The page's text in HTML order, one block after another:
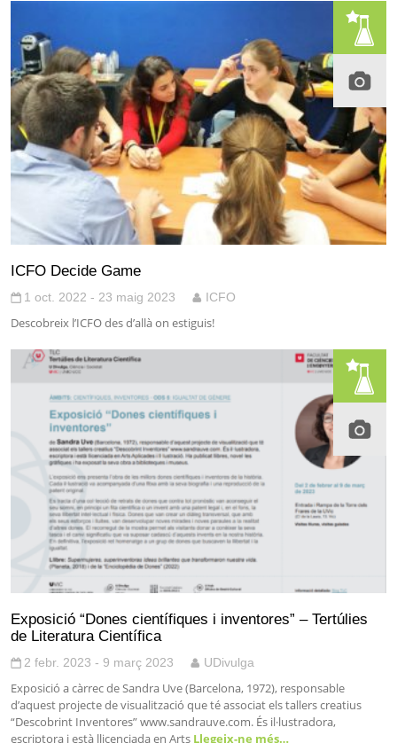
ICFO Decide Game
1 oct. 2022 - 23 maig 2023 ICFO
Descobreix l’ICFO des d’allà on estiguis!
Exposició “Dones científiques i inventores” – Tertúlies
de Literatura Científica
2 febr. 2023 - 9 març 2023 UDivulga
Exposició a càrrec de Sandra Uve (Barcelona, 1972), responsable
d’aquest projecte de visualització que té associat els tallers creatius
“Descobrint Inventores” www.sandrauve.com. És il·lustradora,
escriptora i està llicenciada en Arts Llegeix-ne més…